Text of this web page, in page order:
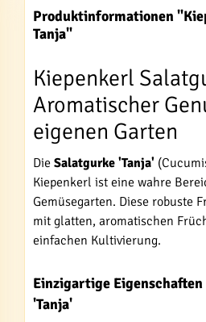
Produktinformationen
Tanja"
Kiepenkerl
Aromatischer
eigenen Garten
Die Salatgurke 'Tanja'
Kiepenkerl ist eine wahre
Gemüsegarten. Diese robuste
mit glatten, aromatischen
einfachen Kultivierung.
Einzigartige
'Tanja'